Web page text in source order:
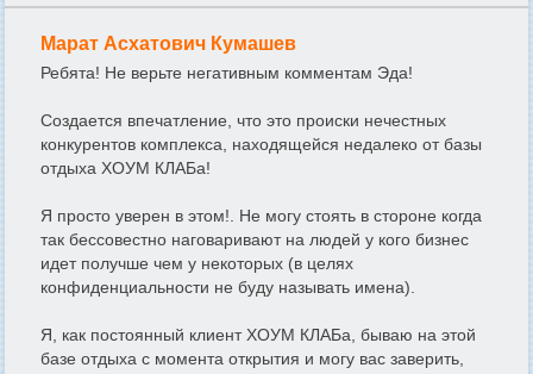
Марат Асхатович Кумашев
Ребята! Не верьте негативным комментам Эда!
Создается впечатление, что это происки нечестных
конкурентов комплекса, находящейся недалеко от базы
отдыха ХОУМ КЛАБа!
Я просто уверен в этом!. Не могу стоять в стороне когда
так бессовестно наговаривают на людей у кого бизнес
идет получше чем у некоторых (в целях
конфиденциальности не буду называть имена).
Я, как постоянный клиент ХОУМ КЛАБа, бываю на этой
базе отдыха с момента открытия и могу вас заверить,